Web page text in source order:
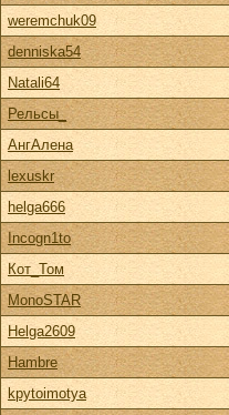
weremchuk09
denniska54
Natali64
Рельсы_
АнгАлена
lexuskr
helga666
Incogn1to
Кот_Том
MonoSTAR
Helga2609
Hambre
kpytoimotya